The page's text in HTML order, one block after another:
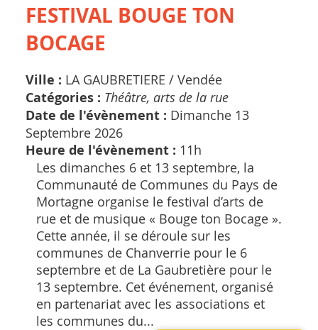
FESTIVAL BOUGE TON
BOCAGE
Ville : LA GAUBRETIERE / Vendée
Catégories : Théâtre, arts de la rue
Date de l'évènement : Dimanche 13
Septembre 2026
Heure de l'évènement : 11h
Les dimanches 6 et 13 septembre, la
Communauté de Communes du Pays de
Mortagne organise le festival d’arts de
rue et de musique « Bouge ton Bocage ».
Cette année, il se déroule sur les
communes de Chanverrie pour le 6
septembre et de La Gaubretière pour le
13 septembre. Cet événement, organisé
en partenariat avec les associations et
les communes du...